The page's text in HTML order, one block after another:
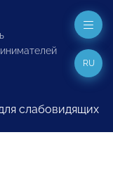
слабовидящих
RU